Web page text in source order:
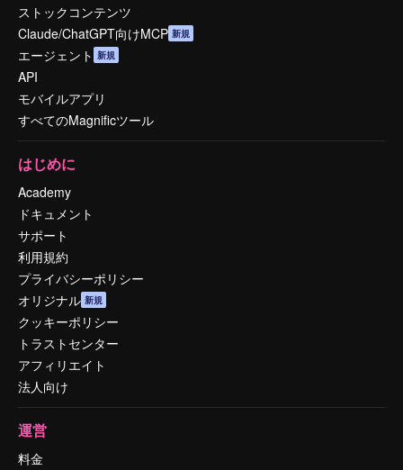
ストックコンテンツ
Claude/ChatGPT向けMCP 新規
エージェント 新規
API
モバイルアプリ
すべてのMagnificツール
はじめに
Academy
ドキュメント
サポート
利用規約
プライバシーポリシー
オリジナル 新規
クッキーポリシー
トラストセンター
アフィリエイト
法人向け
運営
料金